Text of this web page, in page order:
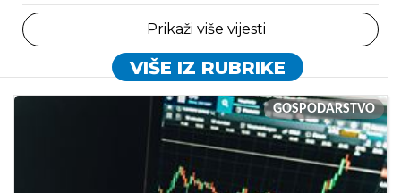
Prikaži više vijesti
VIŠE IZ RUBRIKE
GOSPODARSTVO